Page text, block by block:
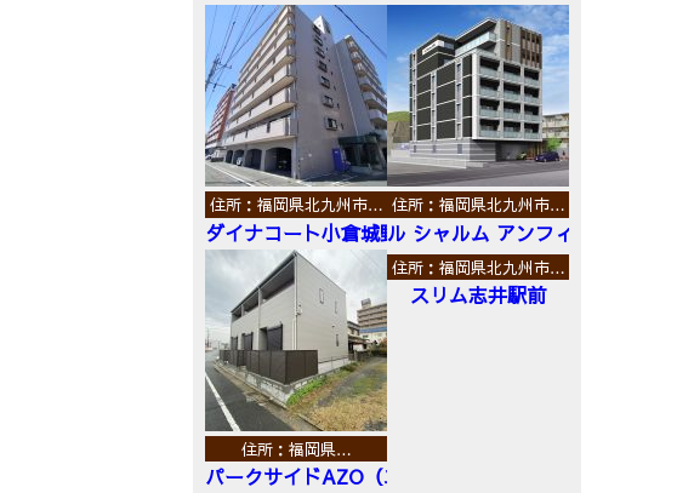
住所：福岡県北九州市…
ダイナコート小倉城野
住所：福岡県北九州市…
ル シャルム アンフィニ
住所：福岡県…
パークサイドAZO（エーゼットオー）
住所：福岡県北九州市…
スリム志井駅前